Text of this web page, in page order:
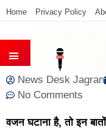
Home Privacy Policy
News Desk Jagran
No Comments
वजन घटाना है, तो इन